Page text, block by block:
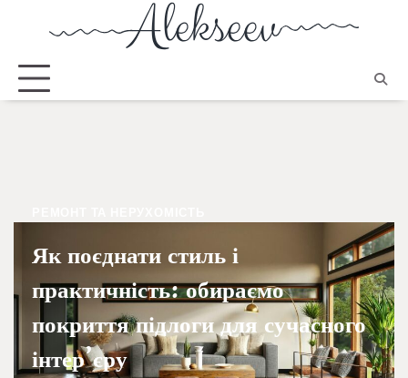
Як поєднати стиль і
практичність: обираємо
покриття підлоги для сучасного
інтер’єру